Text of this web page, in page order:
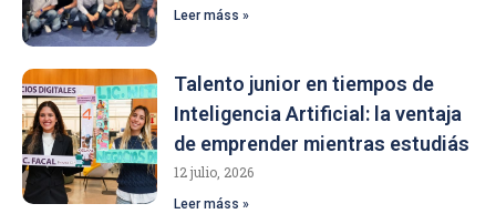
Leer máss »
Talento junior en tiempos de
Inteligencia Artificial: la ventaja
de emprender mientras estudiás
12 julio, 2026
Leer máss »